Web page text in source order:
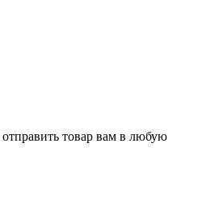
товар вам в любую